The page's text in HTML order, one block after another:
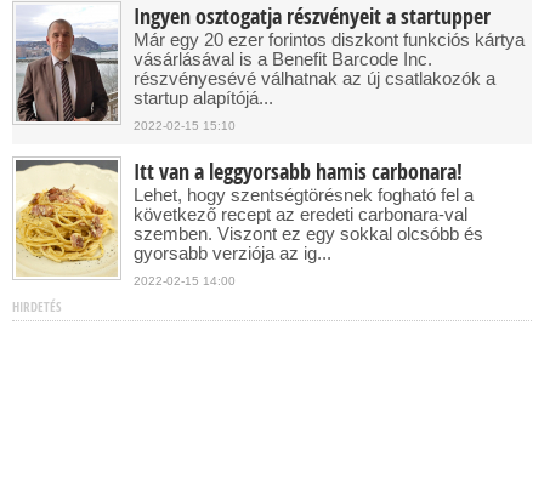
Ingyen osztogatja részvényeit a startupper
Már egy 20 ezer forintos diszkont funkciós kártya
vásárlásával is a Benefit Barcode Inc.
részvényesévé válhatnak az új csatlakozók a
startup alapítójá...
2022-02-15 15:10
Itt van a leggyorsabb hamis carbonara!
Lehet, hogy szentségtörésnek fogható fel a
következő recept az eredeti carbonara-val
szemben. Viszont ez egy sokkal olcsóbb és
gyorsabb verziója az ig...
2022-02-15 14:00
HIRDETÉS